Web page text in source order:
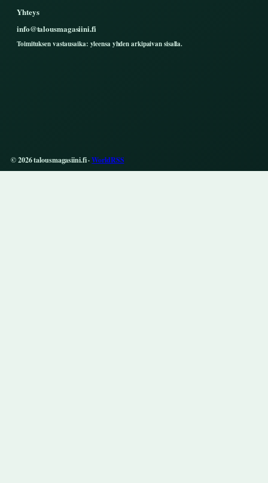
Yhteys
info@talousmagasiini.fi
Toimituksen vastausaika: yleensa yhden arkipaivan sisalla.
© 2026 talousmagasiini.fi ·WorldRSS